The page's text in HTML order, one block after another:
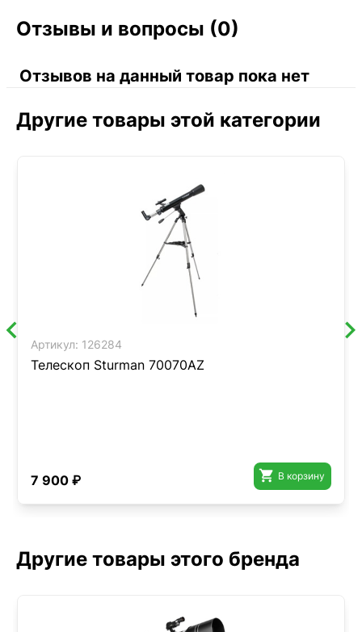
Отзывы и вопросы (0)
Отзывов на данный товар пока нет
Другие товары этой категории
Артикул: 126284
Телескоп Sturman 70070AZ
7 900 ₽  В корзину
Другие товары этого бренда